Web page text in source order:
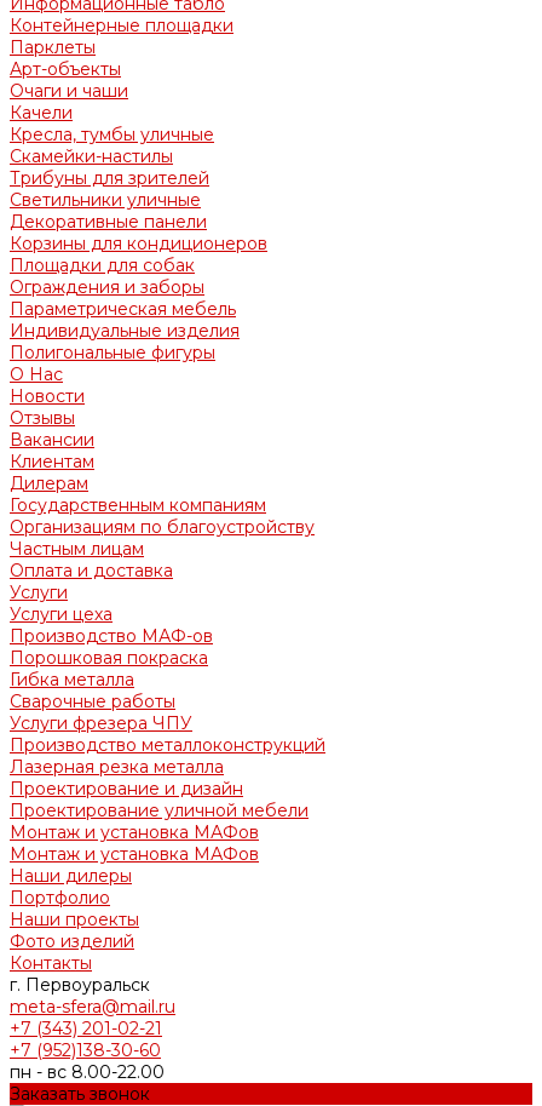
Контейнерные площадки
Парклеты
Арт-объекты
Очаги и чаши
Качели
Кресла, тумбы уличные
Скамейки-настилы
Трибуны для зрителей
Светильники уличные
Декоративные панели
Корзины для кондиционеров
Площадки для собак
Ограждения и заборы
Параметрическая мебель
Индивидуальные изделия
Полигональные фигуры
О Нас
Новости
Отзывы
Вакансии
Клиентам
Дилерам
Государственным компаниям
Организациям по благоустройству
Частным лицам
Оплата и доставка
Услуги
Услуги цеха
Производство МАФ-ов
Порошковая покраска
Гибка металла
Сварочные работы
Услуги фрезера ЧПУ
Производство металлоконструкций
Лазерная резка металла
Проектирование и дизайн
Проектирование уличной мебели
Монтаж и установка МАФов
Монтаж и установка МАФов
Наши дилеры
Портфолио
Наши проекты
Фото изделий
Контакты
г. Первоуральск
meta-sfera@mail.ru
+7 (343) 201-02-21
+7 (952)138-30-60
пн - вс 8.00-22.00
Заказать звонок